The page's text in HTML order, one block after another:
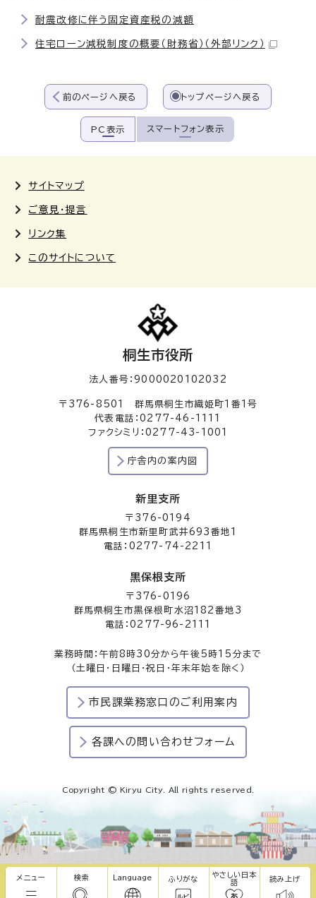
耐震改修に伴う固定資産税の減額
住宅ローン減税制度の概要（財務省） （外部リンク）
前のページへ戻る トップページへ戻る
PC表示 スマートフォン表示
メニュー 検索 Language ふりがな
やさしい日本
語
読み上げ
サイトマップ
ご意見・提言
リンク集
このサイトについて
桐生市役所
法人番号：9000020102032
〒376-8501 群馬県桐生市織姫町1番1号
代表電話：0277-46-1111
ファクシミリ：0277-43-1001
庁舎内の案内図
新里支所
〒376-0194
群馬県桐生市新里町武井693番地1
電話：0277-74-2211
黒保根支所
〒376-0196
群馬県桐生市黒保根町水沼182番地3
電話：0277-96-2111
業務時間：午前8時30分から午後5時15分まで
（土曜日・日曜日・祝日・年末年始を除く）
市民課業務窓口のご利用案内
各課への問い合わせフォーム
Copyright © Kiryu City. All rights reserved.